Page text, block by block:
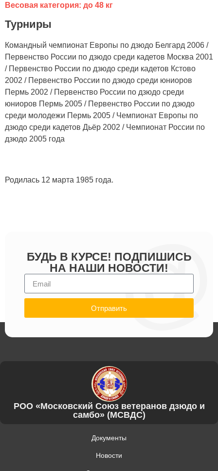
Весовая категория: до 48 кг
Турниры
Командный чемпионат Европы по дзюдо Белгард 2006 /
Первенство России по дзюдо среди кадетов Москва 2001
/ Первенство России по дзюдо среди кадетов Кстово
2002 / Первенство России по дзюдо среди юниоров
Пермь 2002 / Первенство России по дзюдо среди
юниоров Пермь 2005 / Первенство России по дзюдо
среди молодежи Пермь 2005 / Чемпионат Европы по
дзюдо среди кадетов Дьёр 2002 / Чемпионат России по
дзюдо 2005 года
Родилась 12 марта 1985 года.
БУДЬ В КУРСЕ! ПОДПИШИСЬ
НА НАШИ НОВОСТИ!
Отправить
РОО «Московский Союз ветеранов дзюдо и
самбо» (МСВДС)
Документы
Новости